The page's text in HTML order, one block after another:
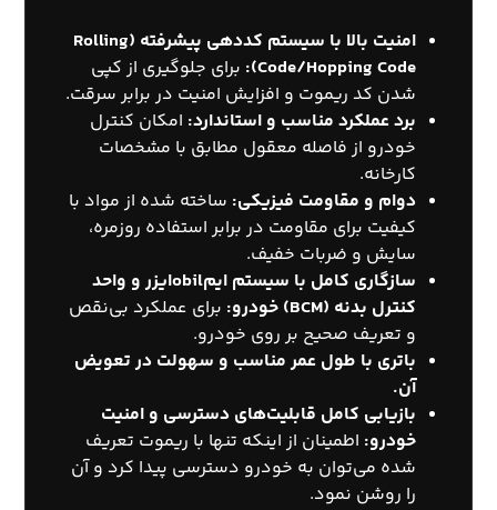
امنیت بالا با سیستم کددهی پیشرفته (Rolling
Code/Hopping Code):
برای جلوگیری از کپی
شدن کد ریموت و افزایش امنیت در برابر سرقت.
برد عملکرد مناسب و استاندارد: امکان کنترل
خودرو از فاصله معقول مطابق با مشخصات
کارخانه.
دوام و مقاومت فیزیکی: ساخته شده از مواد با
کیفیت برای مقاومت در برابر استفاده روزمره،
سایش و ضربات خفیف.
سازگاری کامل با سیستم ایمobilایزر و واحد
کنترل بدنه (BCM) خودرو:
برای عملکرد بی‌نقص
و تعریف صحیح بر روی خودرو.
باتری با طول عمر مناسب و سهولت در تعویض
آن.
بازیابی کامل قابلیت‌های دسترسی و امنیت
خودرو: اطمینان از اینکه تنها با ریموت تعریف
شده می‌توان به خودرو دسترسی پیدا کرد و آن
را روشن نمود.